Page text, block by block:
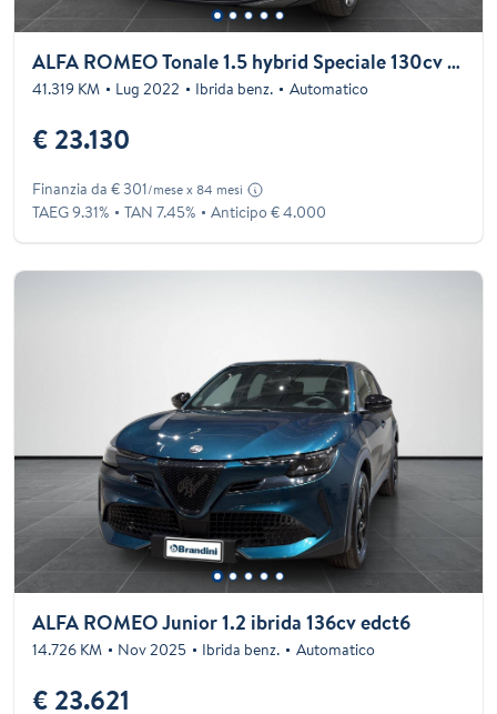
ALFA ROMEO Tonale 1.5 hybrid Speciale 130cv ddct7
41.319 KM Lug 2022 Ibrida benz. Automatico
€ 23.130
Finanzia da € 301/mese x 84 mesi
TAEG 9.31% TAN 7.45% Anticipo € 4.000
ALFA ROMEO Junior 1.2 ibrida 136cv edct6
14.726 KM Nov 2025 Ibrida benz. Automatico
€ 23.621